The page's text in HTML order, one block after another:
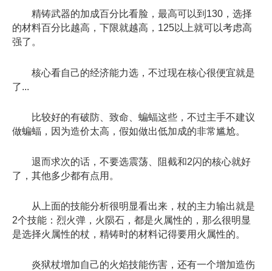
精铸武器的加成百分比看脸，最高可以到130，选择
的材料百分比越高，下限就越高，125以上就可以考虑高
强了。
核心看自己的经济能力选，不过现在核心很便宜就是
了...
比较好的有破防、致命、蝙蝠这些，不过主手不建议
做蝙蝠，因为造价太高，假如做出低加成的非常尴尬。
退而求次的话，不要选震荡、阻截和2闪的核心就好
了，其他多少都有点用。
从上面的技能分析很明显看出来，杖的主力输出就是
2个技能：烈火弹，火陨石，都是火属性的，那么很明显
是选择火属性的杖，精铸时的材料记得要用火属性的。
炎狱杖增加自己的火焰技能伤害，还有一个增加造伤